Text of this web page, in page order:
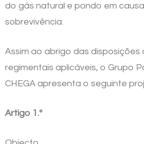
do gás natural e pondo em
sobrevivência.
Assim ao abrigo das disposições
regimentais aplicáveis, o Grupo
CHEGA apresenta o seguinte
Artigo 1.º